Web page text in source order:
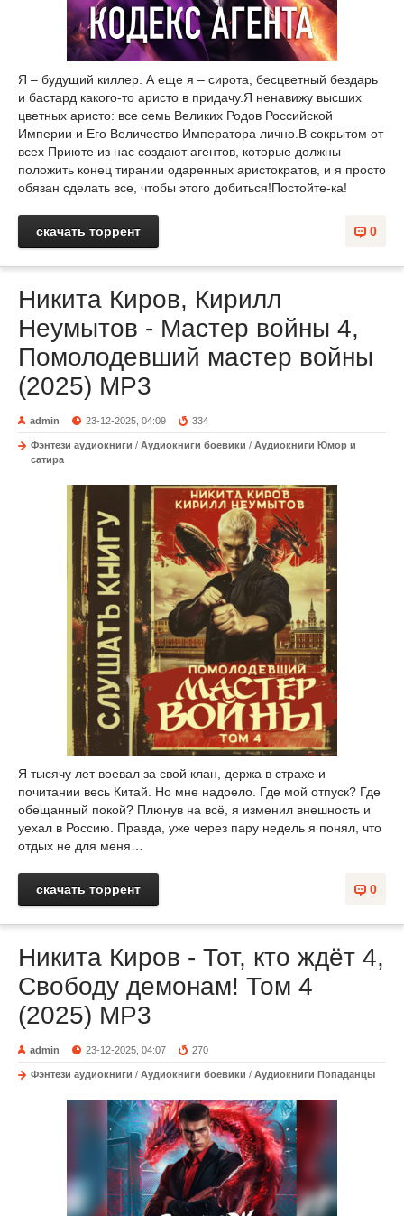
Я – будущий киллер. А еще я – сирота, бесцветный бездарь
и бастард какого-то аристо в придачу.Я ненавижу высших
цветных аристо: все семь Великих Родов Российской
Империи и Его Величество Императора лично.В сокрытом от
всех Приюте из нас создают агентов, которые должны
положить конец тирании одаренных аристократов, и я просто
обязан сделать все, чтобы этого добиться!Постойте-ка!
0
скачать торрент
Никита Киров, Кирилл
Неумытов - Мастер войны 4,
Помолодевший мастер войны
(2025) МР3
admin 23-12-2025, 04:09 334
Фэнтези аудиокниги / Аудиокниги боевики / Аудиокниги Юмор и
сатира
Я тысячу лет воевал за свой клан, держа в страхе и
почитании весь Китай. Но мне надоело. Где мой отпуск? Где
обещанный покой? Плюнув на всё, я изменил внешность и
уехал в Россию. Правда, уже через пару недель я понял, что
отдых не для меня…
0
скачать торрент
Никита Киров - Тот, кто ждёт 4,
Свободу демонам! Том 4
(2025) МР3
admin 23-12-2025, 04:07 270
Фэнтези аудиокниги / Аудиокниги боевики / Аудиокниги Попаданцы